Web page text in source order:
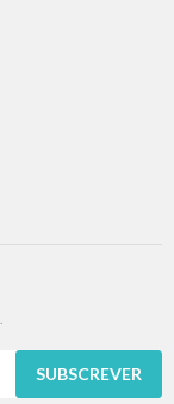
SUBSCREVER